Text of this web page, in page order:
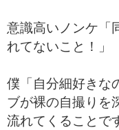
意識高いノンケ「
れてないこと！」
僕「自分細好きな
ブが裸の自撮りを
流れてくることで